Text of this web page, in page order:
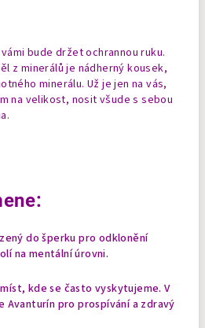
bude držet ochrannou ruku.
z minerálů je nádherný kousek,
minerálu. Už je jen na vás,
na velikost, nosit všude s sebou
do šperku pro odklonění
na mentální úrovni.
kde se často vyskytujeme. V
pro prospívání a zdravý